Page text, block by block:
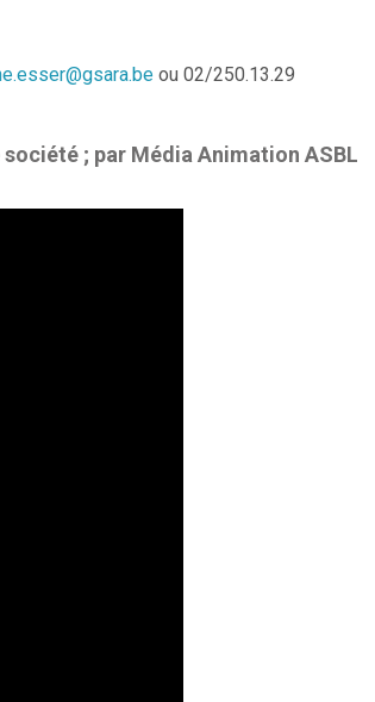
ou 02/250.13.29
; par Média Animation ASBL